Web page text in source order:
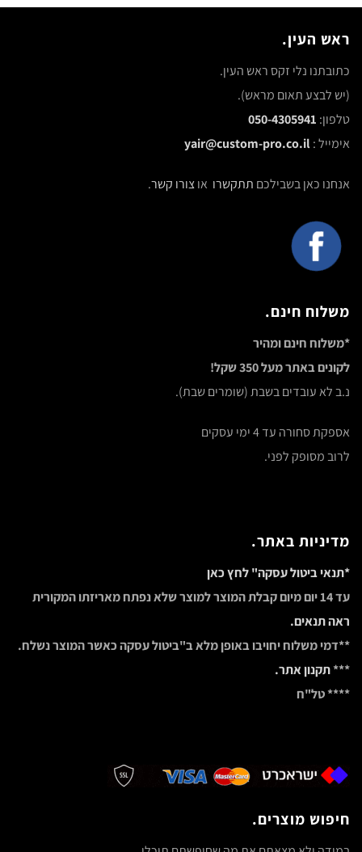
ראש העין.
כתובתנו נלי זקס ראש העין.
(יש לבצע תאום מראש).
טלפון: 050-4305941
אימייל :yair@custom-pro.co.il
אנחנו כאן בשבילכם תתקשרו אוצורו קשר.
משלוח חינם.
*משלוח חינם ומהיר
לקונים באתר מעל 350 שקל!
נ.ב לא עובדים בשבת (שומרים שבת).
אספקת סחורה עד 4 ימי עסקים
לרוב מסופק לפני.
מדיניות באתר.
*תנאי ביטול עסקה" לחץ כאן
עד 14 יום מיום קבלת המוצר למוצר שלא נפתח מאריזתו המקורית
ראה תנאים.
**דמי משלוח יחויבו באופן מלא ב"ביטול עסקה כאשר המוצר נשלח.
***תקנון אתר.
**** טל"ח
חיפוש מוצרים.